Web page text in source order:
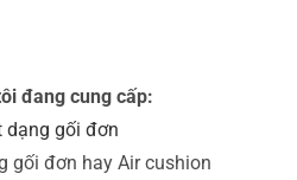
đang cung cấp:
dạng gối đơn
gối đơn hay Air cushion